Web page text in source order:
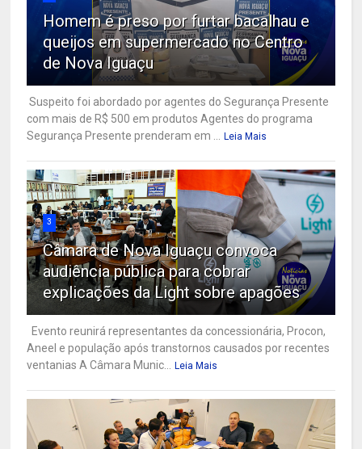
Homem é preso por furtar bacalhau e
queijos em supermercado no Centro
de Nova Iguaçu
Suspeito foi abordado por agentes do Segurança Presente
com mais de R$ 500 em produtos Agentes do programa
Segurança Presente prenderam em ... Leia Mais
3
Câmara de Nova Iguaçu convoca
audiência pública para cobrar
explicações da Light sobre apagões
Evento reunirá representantes da concessionária, Procon,
Aneel e população após transtornos causados por recentes
ventanias A Câmara Munic... Leia Mais